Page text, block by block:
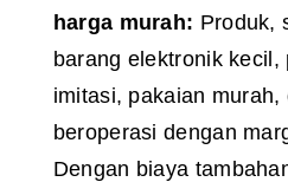
harga murah: Produk,
barang elektronik kecil,
imitasi, pakaian murah,
beroperasi dengan
Dengan biaya